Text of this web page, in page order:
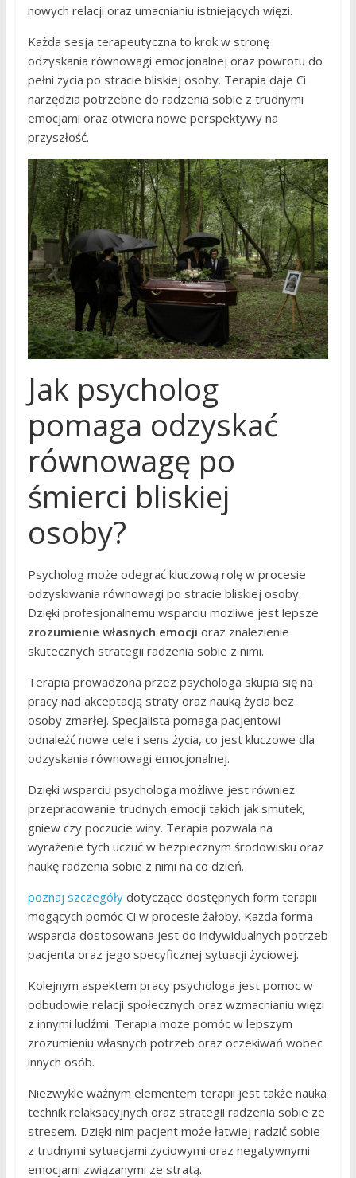
nowych relacji oraz umacnianiu istniejących więzi.
Każda sesja terapeutyczna to krok w stronę
odzyskania równowagi emocjonalnej oraz powrotu do
pełni życia po stracie bliskiej osoby. Terapia daje Ci
narzędzia potrzebne do radzenia sobie z trudnymi
emocjami oraz otwiera nowe perspektywy na
przyszłość.
Jak psycholog
pomaga odzyskać
równowagę po
śmierci bliskiej
osoby?
Psycholog może odegrać kluczową rolę w procesie
odzyskiwania równowagi po stracie bliskiej osoby.
Dzięki profesjonalnemu wsparciu możliwe jest lepsze
zrozumienie własnych emocji oraz znalezienie
skutecznych strategii radzenia sobie z nimi.
Terapia prowadzona przez psychologa skupia się na
pracy nad akceptacją straty oraz nauką życia bez
osoby zmarłej. Specjalista pomaga pacjentowi
odnaleźć nowe cele i sens życia, co jest kluczowe dla
odzyskania równowagi emocjonalnej.
Dzięki wsparciu psychologa możliwe jest również
przepracowanie trudnych emocji takich jak smutek,
gniew czy poczucie winy. Terapia pozwala na
wyrażenie tych uczuć w bezpiecznym środowisku oraz
naukę radzenia sobie z nimi na co dzień.
poznaj szczegółydotyczące dostępnych form terapii
mogących pomóc Ci w procesie żałoby. Każda forma
wsparcia dostosowana jest do indywidualnych potrzeb
pacjenta oraz jego specyficznej sytuacji życiowej.
Kolejnym aspektem pracy psychologa jest pomoc w
odbudowie relacji społecznych oraz wzmacnianiu więzi
z innymi ludźmi. Terapia może pomóc w lepszym
zrozumieniu własnych potrzeb oraz oczekiwań wobec
innych osób.
Niezwykle ważnym elementem terapii jest także nauka
technik relaksacyjnych oraz strategii radzenia sobie ze
stresem. Dzięki nim pacjent może łatwiej radzić sobie
z trudnymi sytuacjami życiowymi oraz negatywnymi
emocjami związanymi ze stratą.